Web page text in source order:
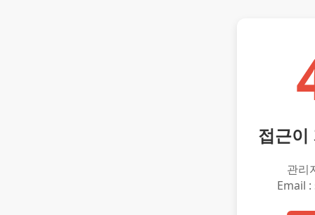
접근이
관리
Email